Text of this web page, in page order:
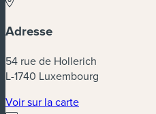
Adresse
54 rue de Hollerich
L-1740 Luxembourg
Voir sur la carte(nouvelle fenêtre)